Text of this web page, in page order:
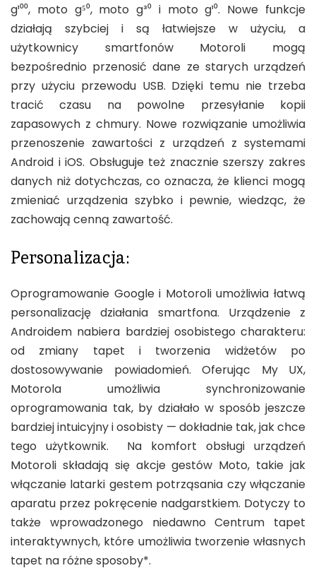
g¹⁰⁰, moto g⁵⁰, moto g³⁰ i moto g¹⁰. Nowe funkcje
działają szybciej i są łatwiejsze w użyciu, a
użytkownicy smartfonów Motoroli mogą
bezpośrednio przenosić dane ze starych urządzeń
przy użyciu przewodu USB. Dzięki temu nie trzeba
tracić czasu na powolne przesyłanie kopii
zapasowych z chmury. Nowe rozwiązanie umożliwia
przenoszenie zawartości z urządzeń z systemami
Android i iOS. Obsługuje też znacznie szerszy zakres
danych niż dotychczas, co oznacza, że klienci mogą
zmieniać urządzenia szybko i pewnie, wiedząc, że
zachowają cenną zawartość.
Personalizacja:
Oprogramowanie Google i Motoroli umożliwia łatwą
personalizację działania smartfona. Urządzenie z
Androidem nabiera bardziej osobistego charakteru:
od zmiany tapet i tworzenia widżetów po
dostosowywanie powiadomień. Oferując My UX,
Motorola umożliwia synchronizowanie
oprogramowania tak, by działało w sposób jeszcze
bardziej intuicyjny i osobisty — dokładnie tak, jak chce
tego użytkownik. Na komfort obsługi urządzeń
Motoroli składają się akcje gestów Moto, takie jak
włączanie latarki gestem potrząsania czy włączanie
aparatu przez pokręcenie nadgarstkiem. Dotyczy to
także wprowadzonego niedawno Centrum tapet
interaktywnych, które umożliwia tworzenie własnych
tapet na różne sposoby*.